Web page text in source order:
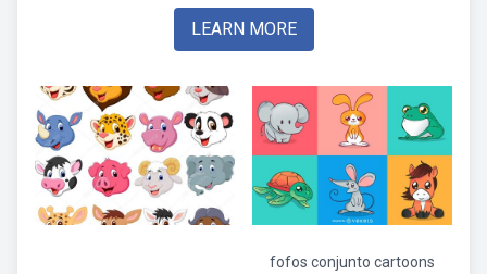
LEARN MORE
fofos conjunto cartoons